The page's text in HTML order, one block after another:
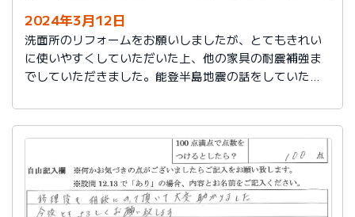
2024年3月12日
洗面所のリフォームをお願いしましたが、とてもきれい
に使いやすくしていただいた上、他の家具の耐震補強ま
でしていただきました。能登半島地震の話をしていたか
からいに嬉しく思いました。